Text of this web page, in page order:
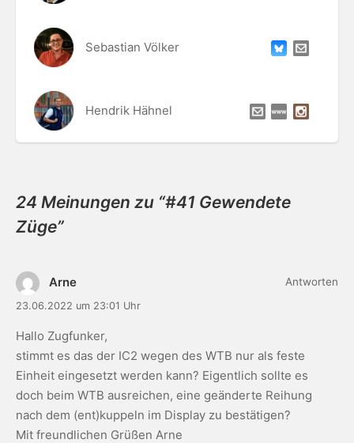
Sebastian Völker
Hendrik Hähnel
24 Meinungen zu “#41 Gewendete
Züge”
Arne
23.06.2022 um 23:01 Uhr
Hallo Zugfunker,
stimmt es das der IC2 wegen des WTB nur als feste
Einheit eingesetzt werden kann? Eigentlich sollte es
doch beim WTB ausreichen, eine geänderte Reihung
nach dem (ent)kuppeln im Display zu bestätigen?
Mit freundlichen Grüßen Arne
Antworten